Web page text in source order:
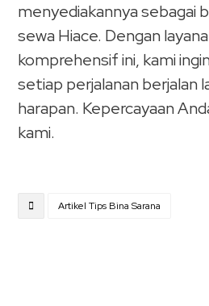
menyediakannya sebagai
sewa Hiace. Dengan
komprehensif ini, kami
setiap perjalanan berjalan
harapan. Kepercayaan
kami.
Artikel Tips Bina Sarana